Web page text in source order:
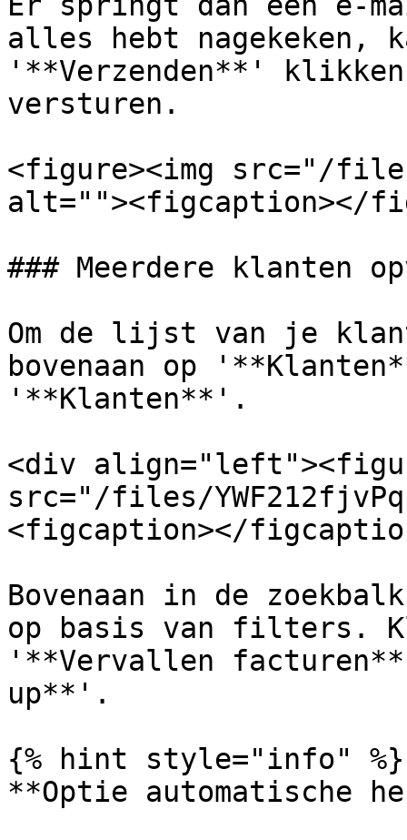
alles hebt nagekeken,
'**Verzenden**'
versturen.
<figure><img src="/files/
alt=""><figcaption></
### Meerdere klanten
Om de lijst van je
bovenaan op
'**Klanten**'.
<div
src="/files/
<figcaption></
Bovenaan in de
op basis van filters.
'**Vervallen
up**'.
{% hint style="info" %}
**Optie automatische